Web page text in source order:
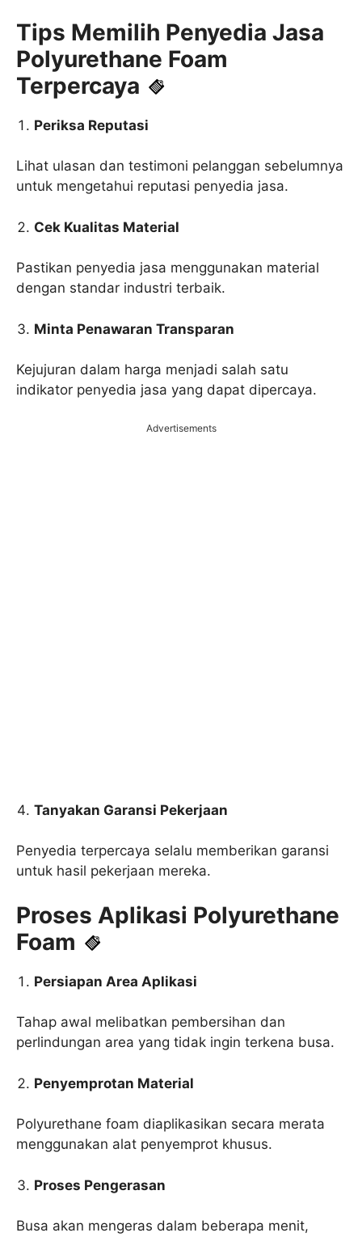
Tips Memilih Penyedia Jasa
Polyurethane Foam
Terpercaya
Periksa Reputasi
Lihat ulasan dan testimoni pelanggan sebelumnya
untuk mengetahui reputasi penyedia jasa.
Cek Kualitas Material
Pastikan penyedia jasa menggunakan material
dengan standar industri terbaik.
Minta Penawaran Transparan
Kejujuran dalam harga menjadi salah satu
indikator penyedia jasa yang dapat dipercaya.
Advertisements
Tanyakan Garansi Pekerjaan
Penyedia terpercaya selalu memberikan garansi
untuk hasil pekerjaan mereka.
Proses Aplikasi Polyurethane
Foam
Persiapan Area Aplikasi
Tahap awal melibatkan pembersihan dan
perlindungan area yang tidak ingin terkena busa.
Penyemprotan Material
Polyurethane foam diaplikasikan secara merata
menggunakan alat penyemprot khusus.
Proses Pengerasan
Busa akan mengeras dalam beberapa menit,